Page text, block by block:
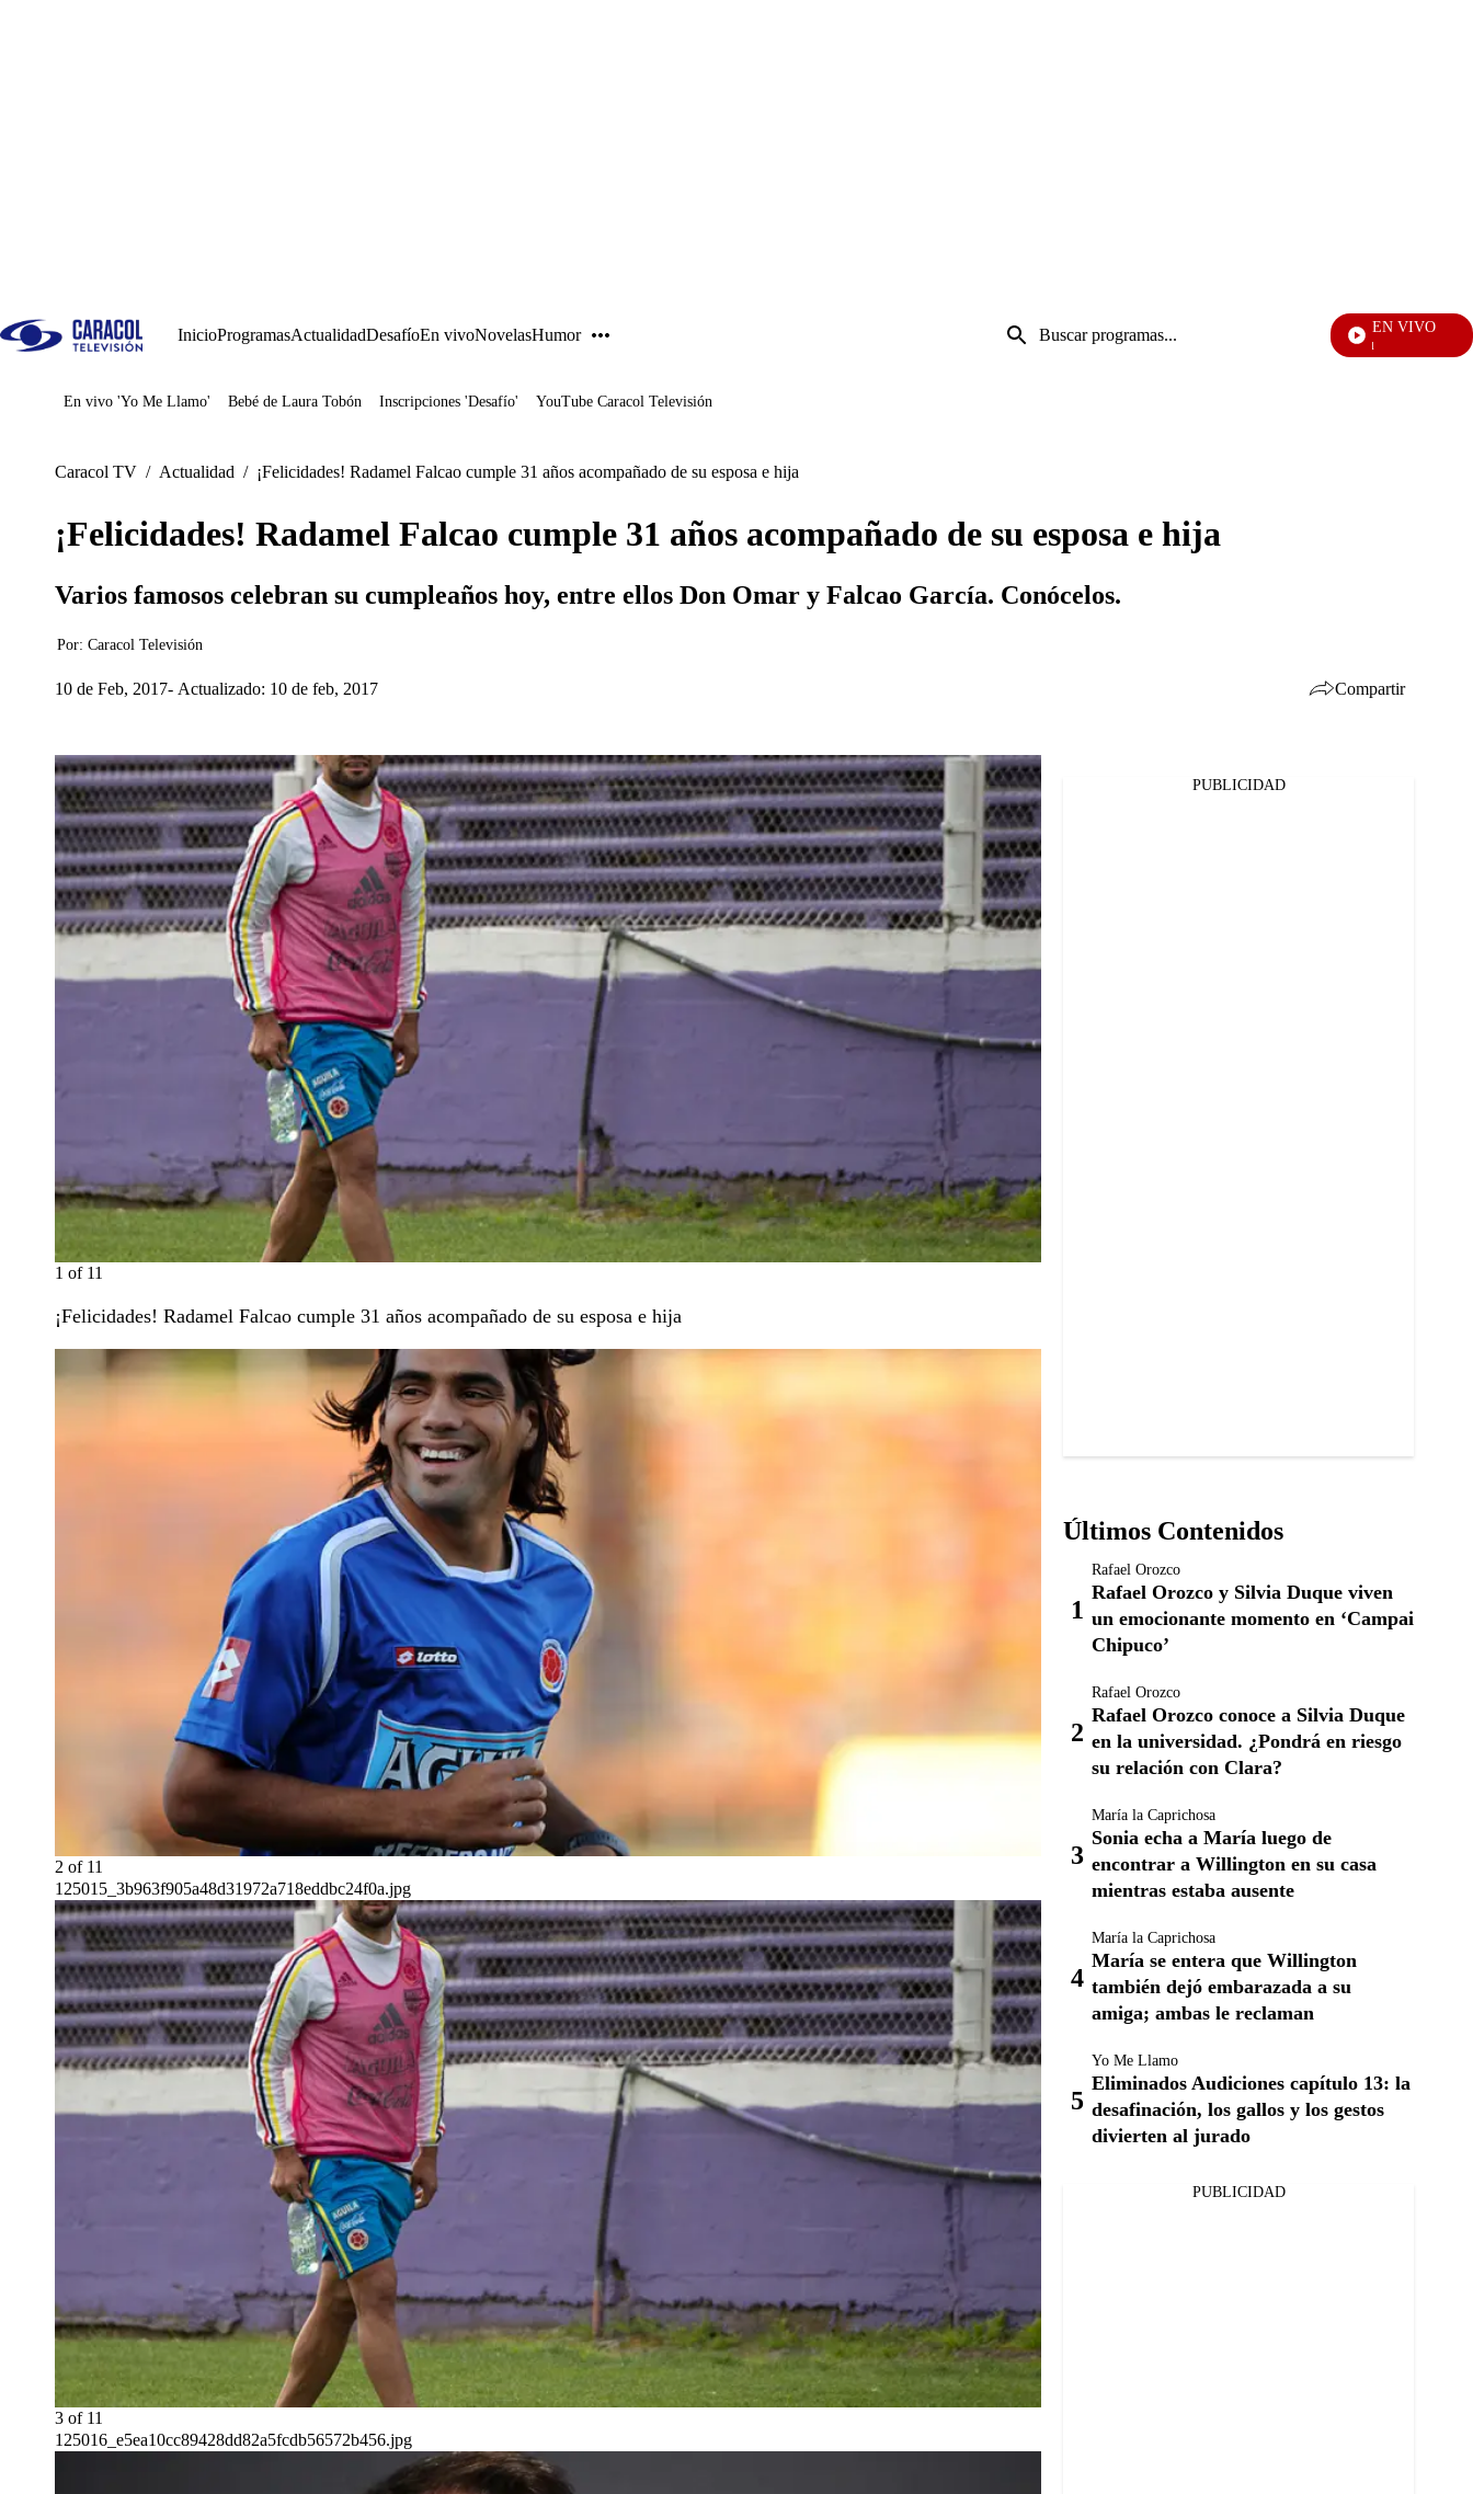
InicioProgramasActualidadDesafíoEn vivoNovelasHumor
Entrada
de
EN VIVO
Noticias
Juegos
En vivo 'Yo Me Llamo' Bebé de Laura Tobón Inscripciones 'Desafío' YouTube Caracol Televisión
Caracol TV / Actualidad / ¡Felicidades! Radamel Falcao cumple 31 años acompañado de su esposa e hija
¡Felicidades! Radamel Falcao cumple 31 años acompañado de su esposa e hija
Varios famosos celebran su cumpleaños hoy, entre ellos Don Omar y Falcao García. Conócelos.
Por: Caracol Televisión
10 de Feb, 2017 Actualizado: 10 de feb, 2017 Compartir
Facebook
Twitter
Whatsapp
1 of 11
¡Felicidades! Radamel Falcao cumple 31 años acompañado de su esposa e hija
2 of 11
125015_3b963f905a48d31972a718eddbc24f0a.jpg
3 of 11
125016_e5ea10cc89428dd82a5fcdb56572b456.jpg
PUBLICIDAD
Últimos Contenidos
Rafael Orozco
Rafael Orozco y Silvia Duque viven
un emocionante momento en ‘Campai
Chipuco’
Rafael Orozco
Rafael Orozco conoce a Silvia Duque
en la universidad. ¿Pondrá en riesgo
su relación con Clara?
María la Caprichosa
Sonia echa a María luego de
encontrar a Willington en su casa
mientras estaba ausente
María la Caprichosa
María se entera que Willington
también dejó embarazada a su
amiga; ambas le reclaman
Yo Me Llamo
Eliminados Audiciones capítulo 13: la
desafinación, los gallos y los gestos
divierten al jurado
PUBLICIDAD